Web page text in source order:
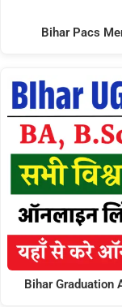
Bihar Pacs
Bihar